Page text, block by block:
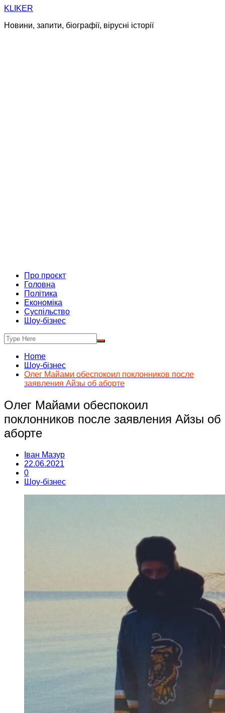
Skip
content
KLIKER
Новини, запити, біографії, вірусні історії
Про проєкт
Головна
Політика
Економіка
Суспільство
Шоу-бізнес
Home
Шоу-бізнес
Олег Майами обеспокоил поклонников после
заявления Айзы об аборте
Олег Майами обеспокоил
поклонников после заявления Айзы об
аборте
Іван Мазур
22.06.2021
0
Шоу-бізнес